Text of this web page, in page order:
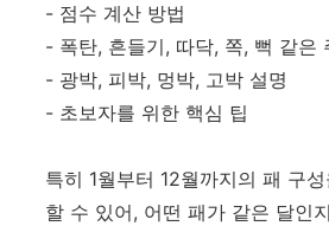
- 점수 계산 방법
- 폭탄, 흔들기, 따닥, 쪽, 뻑 같은
- 광박, 피박, 멍박, 고박 설명
- 초보자를 위한 핵심 팁
특히 1월부터 12월까지의 패 구
할 수 있어, 어떤 패가 같은 달인